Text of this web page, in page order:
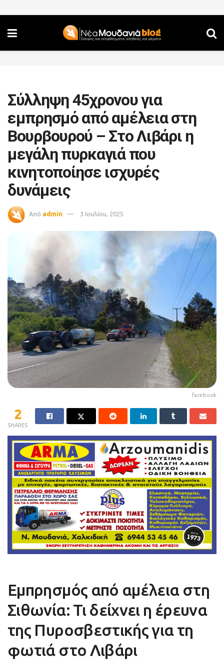
Σύλληψη 45χρονου για
εμπρησμό από αμέλεια στη
Βουρβουρού – Στο Λιβάρι η
μεγάλη πυρκαγιά που
κινητοποίησε ισχυρές
δυνάμεις
Από admin 3 Ιουλίου, 2025
facebook
2
SHARES
Εμπρησμός από αμέλεια στη
Σιθωνία: Τι δείχνει η έρευνα
της Πυροσβεστικής για τη
φωτιά στο Λιβάρι